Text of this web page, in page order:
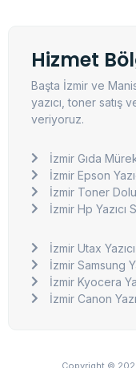
Hizmet
Başta İzmir ve
yazıcı, toner satış
veriyoruz.
İzmir Gıda
İzmir Epson
İzmir Toner
İzmir Hp Yazıcı
İzmir Utax
İzmir Samsung
İzmir Kyocera
İzmir Canon
Copyright ©